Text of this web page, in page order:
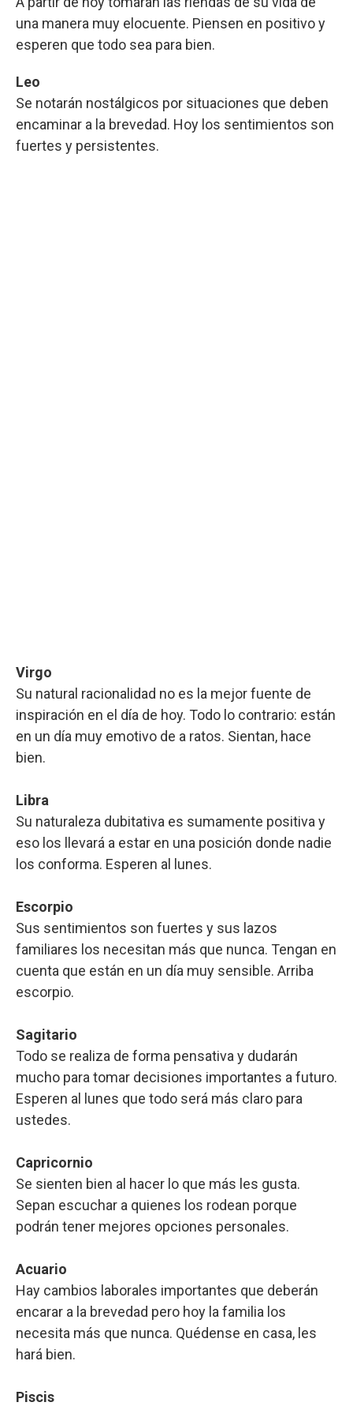
una manera muy elocuente. Piensen en positivo y
esperen que todo sea para bien.
Leo
Se notarán nostálgicos por situaciones que deben
encaminar a la brevedad. Hoy los sentimientos son
fuertes y persistentes.
Virgo
Su natural racionalidad no es la mejor fuente de
inspiración en el día de hoy. Todo lo contrario: están
en un día muy emotivo de a ratos. Sientan, hace
bien.
Libra
Su naturaleza dubitativa es sumamente positiva y
eso los llevará a estar en una posición donde nadie
los conforma. Esperen al lunes.
Escorpio
Sus sentimientos son fuertes y sus lazos
familiares los necesitan más que nunca. Tengan en
cuenta que están en un día muy sensible. Arriba
escorpio.
Sagitario
Todo se realiza de forma pensativa y dudarán
mucho para tomar decisiones importantes a futuro.
Esperen al lunes que todo será más claro para
ustedes.
Capricornio
Se sienten bien al hacer lo que más les gusta.
Sepan escuchar a quienes los rodean porque
podrán tener mejores opciones personales.
Acuario
Hay cambios laborales importantes que deberán
encarar a la brevedad pero hoy la familia los
necesita más que nunca. Quédense en casa, les
hará bien.
Piscis